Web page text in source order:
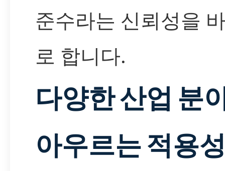
준수라는 신뢰성을
로 합니다.
다양한 산업 분
아우르는 적용